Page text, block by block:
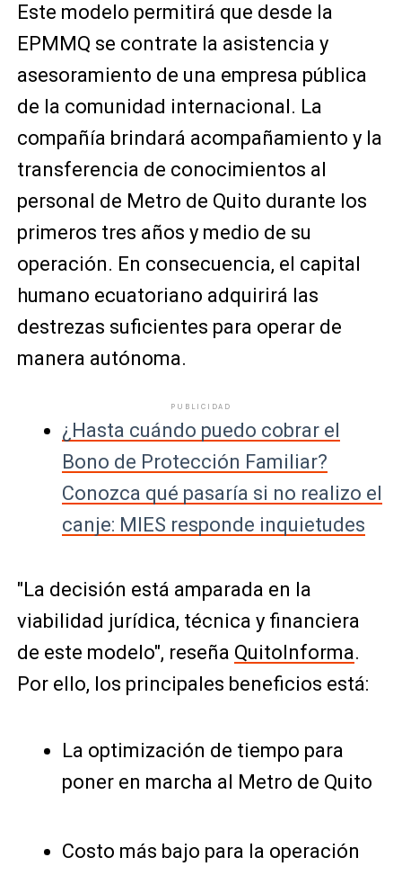
Este modelo permitirá que desde la
EPMMQ se contrate la asistencia y
asesoramiento de una empresa pública
de la comunidad internacional. La
compañía brindará acompañamiento y la
transferencia de conocimientos al
personal de Metro de Quito durante los
primeros tres años y medio de su
operación. En consecuencia, el capital
humano ecuatoriano adquirirá las
destrezas suficientes para operar de
manera autónoma.
PUBLICIDAD
¿Hasta cuándo puedo cobrar el
Bono de Protección Familiar?
Conozca qué pasaría si no realizo el
canje: MIES responde inquietudes
"La decisión está amparada en la
viabilidad jurídica, técnica y financiera
de este modelo", reseña QuitoInforma.
Por ello, los principales beneficios está:
La optimización de tiempo para
poner en marcha al Metro de Quito
Costo más bajo para la operación